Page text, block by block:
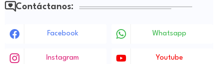
Contáctanos:
Facebook Whatsapp
Instagram Youtube